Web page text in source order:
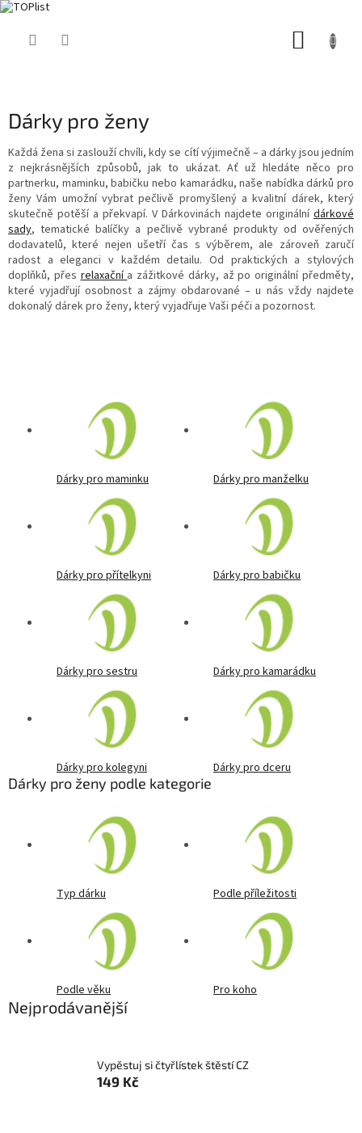
Dárky pro ženy
Každá žena si zaslouží chvíli, kdy se cítí výjimečně – a dárky jsou jedním
z nejkrásnějších způsobů, jak to ukázat. Ať už hledáte něco pro
partnerku, maminku, babičku nebo kamarádku, naše nabídka dárků pro
ženy Vám umožní vybrat pečlivě promyšlený a kvalitní dárek, který
skutečně potěší a překvapí. V Dárkovinách najdete originální dárkové
sady, tematické balíčky a pečlivě vybrané produkty od ověřených
dodavatelů, které nejen ušetří čas s výběrem, ale zároveň zaručí
radost a eleganci v každém detailu. Od praktických a stylových
doplňků, přes relaxační a zážitkové dárky, až po originální předměty,
které vyjadřují osobnost a zájmy obdarované – u nás vždy najdete
dokonalý dárek pro ženy, který vyjadřuje Vaši péči a pozornost.
Dárky pro maminku Dárky pro manželku
Dárky pro přítelkyni Dárky pro babičku
Dárky pro sestru Dárky pro kamarádku
Dárky pro kolegyni Dárky pro dceru
Dárky pro ženy podle kategorie
Typ dárku Podle příležitosti
Podle věku Pro koho
Nejprodávanější
Vypěstuj si čtyřlístek štěstí CZ
149 Kč